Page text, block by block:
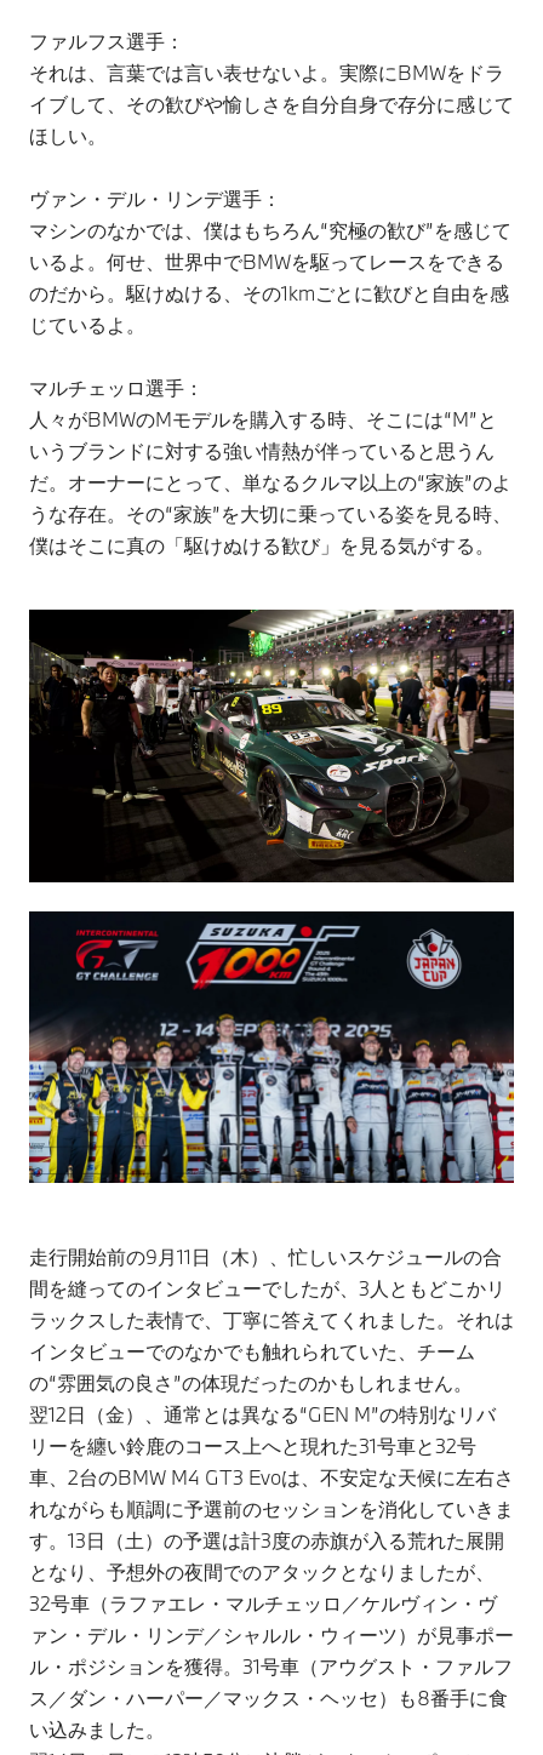
ファルフス選手：
それは、言葉では言い表せないよ。実際にBMWをドラ
イブして、その歓びや愉しさを自分自身で存分に感じて
ほしい。
ヴァン・デル・リンデ選手：
マシンのなかでは、僕はもちろん“究極の歓び”を感じて
いるよ。何せ、世界中でBMWを駆ってレースをできる
のだから。駆けぬける、その1kmごとに歓びと自由を感
じているよ。
マルチェッロ選手：
人々がBMWのMモデルを購入する時、そこには“M”と
いうブランドに対する強い情熱が伴っていると思うん
だ。オーナーにとって、単なるクルマ以上の“家族”のよ
うな存在。その“家族”を大切に乗っている姿を見る時、
僕はそこに真の「駆けぬける歓び」を見る気がする。
走行開始前の9月11日（木）、忙しいスケジュールの合
間を縫ってのインタビューでしたが、3人ともどこかリ
ラックスした表情で、丁寧に答えてくれました。それは
インタビューでのなかでも触れられていた、チーム
の“雰囲気の良さ”の体現だったのかもしれません。
翌12日（金）、通常とは異なる“GEN M”の特別なリバ
リーを纏い鈴鹿のコース上へと現れた31号車と32号
車、2台のBMW M4 GT3 Evoは、不安定な天候に左右さ
れながらも順調に予選前のセッションを消化していきま
す。13日（土）の予選は計3度の赤旗が入る荒れた展開
となり、予想外の夜間でのアタックとなりましたが、
32号車（ラファエレ・マルチェッロ／ケルヴィン・ヴ
ァン・デル・リンデ／シャルル・ウィーツ）が見事ポー
ル・ポジションを獲得。31号車（アウグスト・ファルフ
ス／ダン・ハーパー／マックス・ヘッセ）も8番手に食
い込みました。